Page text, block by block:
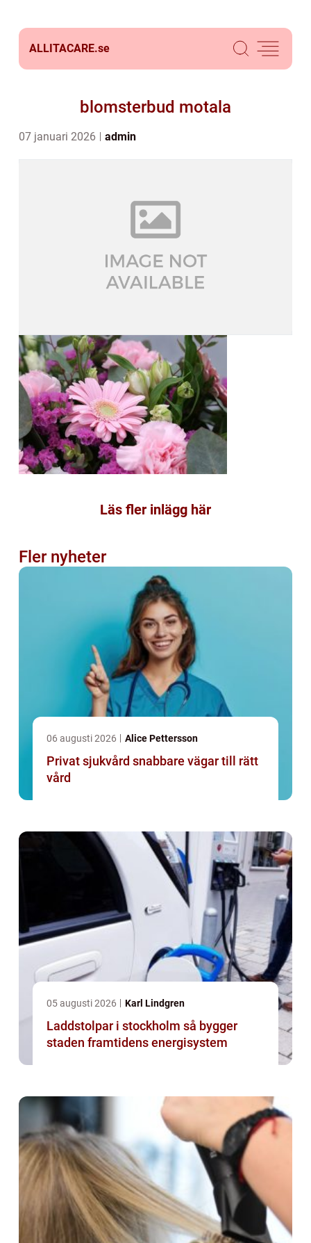
ALLITACARE.se
blomsterbud motala
07 januari 2026 admin
Läs fler inlägg här
Fler nyheter
06 augusti 2026 Alice Pettersson
Privat sjukvård snabbare vägar till rätt
vård
05 augusti 2026 Karl Lindgren
Laddstolpar i stockholm så bygger
staden framtidens energisystem